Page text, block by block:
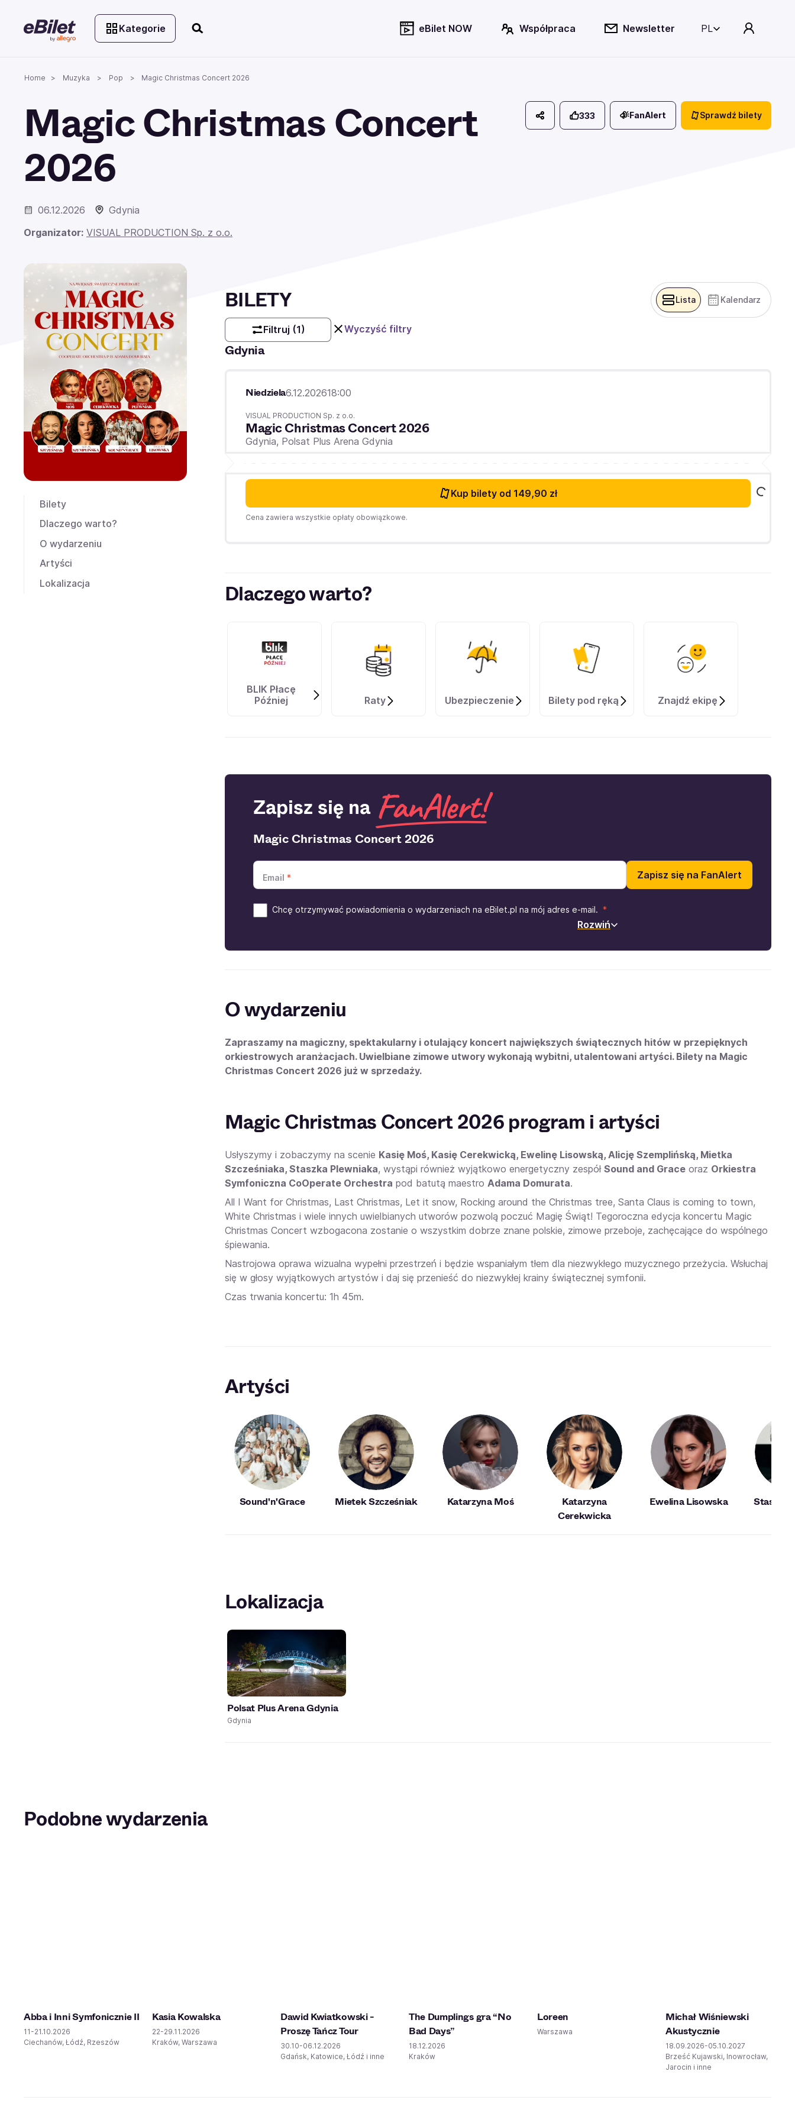
Kategorie eBilet NOW Współpraca Newsletter PL
Home Muzyka Pop Magic Christmas Concert 2026
Magic Christmas Concert
2026
06.12.2026
Gdynia
Organizator: VISUAL PRODUCTION Sp. z o.o.
333 FanAlert Sprawdź bilety
Bilety
Dlaczego warto?
O wydarzeniu
Artyści
Lokalizacja
BILETY Lista Kalendarz
Filtruj (1) Wyczyść filtry
Gdynia
Niedziela6.12.202618:00
VISUAL PRODUCTION Sp. z o.o.
Magic Christmas Concert 2026
Gdynia, Polsat Plus Arena Gdynia
Kup bilety od 149,90 zł
Cena zawiera wszystkie opłaty obowiązkowe.
Dlaczego warto?
BLIK Płacę
Później
Raty Ubezpieczenie Bilety pod ręką Znajdź ekipę
Zapisz się na
Magic Christmas Concert 2026
Email Zapisz się na FanAlert
Chcę otrzymywać powiadomienia o wydarzeniach na eBilet.pl na mój adres e-mail.
Rozwiń
O wydarzeniu
Zapraszamy na magiczny, spektakularny i otulający koncert największych świątecznych hitów w przepięknych
orkiestrowych aranżacjach. Uwielbiane zimowe utwory wykonają wybitni, utalentowani artyści. Bilety na Magic
Christmas Concert 2026 już w sprzedaży.
Magic Christmas Concert 2026 program i artyści
Usłyszymy i zobaczymy na scenie Kasię Moś, Kasię Cerekwicką, Ewelinę Lisowską, Alicję Szemplińską, Mietka
Szcześniaka, Staszka Plewniaka, wystąpi również wyjątkowo energetyczny zespół Sound and Grace oraz Orkiestra
Symfoniczna CoOperate Orchestra pod batutą maestro Adama Domurata.
All I Want for Christmas, Last Christmas, Let it snow, Rocking around the Christmas tree, Santa Claus is coming to town,
White Christmas i wiele innych uwielbianych utworów pozwolą poczuć Magię Świąt! Tegoroczna edycja koncertu Magic
Christmas Concert wzbogacona zostanie o wszystkim dobrze znane polskie, zimowe przeboje, zachęcające do wspólnego
śpiewania.
Nastrojowa oprawa wizualna wypełni przestrzeń i będzie wspaniałym tłem dla niezwykłego muzycznego przeżycia. Wsłuchaj
się w głosy wyjątkowych artystów i daj się przenieść do niezwykłej krainy świątecznej symfonii.
Czas trwania koncertu: 1h 45m.
Artyści
Sound'n'Grace Mietek Szcześniak Katarzyna Moś
Katarzyna
Cerekwicka
Ewelina Lisowska Staszek
Lokalizacja
Polsat Plus Arena Gdynia
Gdynia
Podobne wydarzenia
Abba i Inni Symfonicznie II
11-21.10.2026
Ciechanów, Łódź, Rzeszów
Kasia Kowalska
22-29.11.2026
Kraków, Warszawa
Dawid Kwiatkowski -
Proszę Tańcz Tour
30.10-06.12.2026
Gdańsk, Katowice, Łódź i inne
The Dumplings gra “No
Bad Days”
18.12.2026
Kraków
Loreen
Warszawa
Michał Wiśniewski
Akustycznie
18.09.2026-05.10.2027
Brześć Kujawski, Inowrocław,
Jarocin i inne